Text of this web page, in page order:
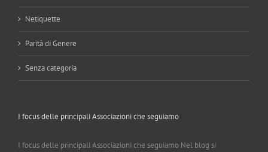
Netiquette
Parità di Genere
Senza categoria
I focus delle principali Associazioni che seguiamo
I focus delle principali Associazioni che seguiamo Nel blog si